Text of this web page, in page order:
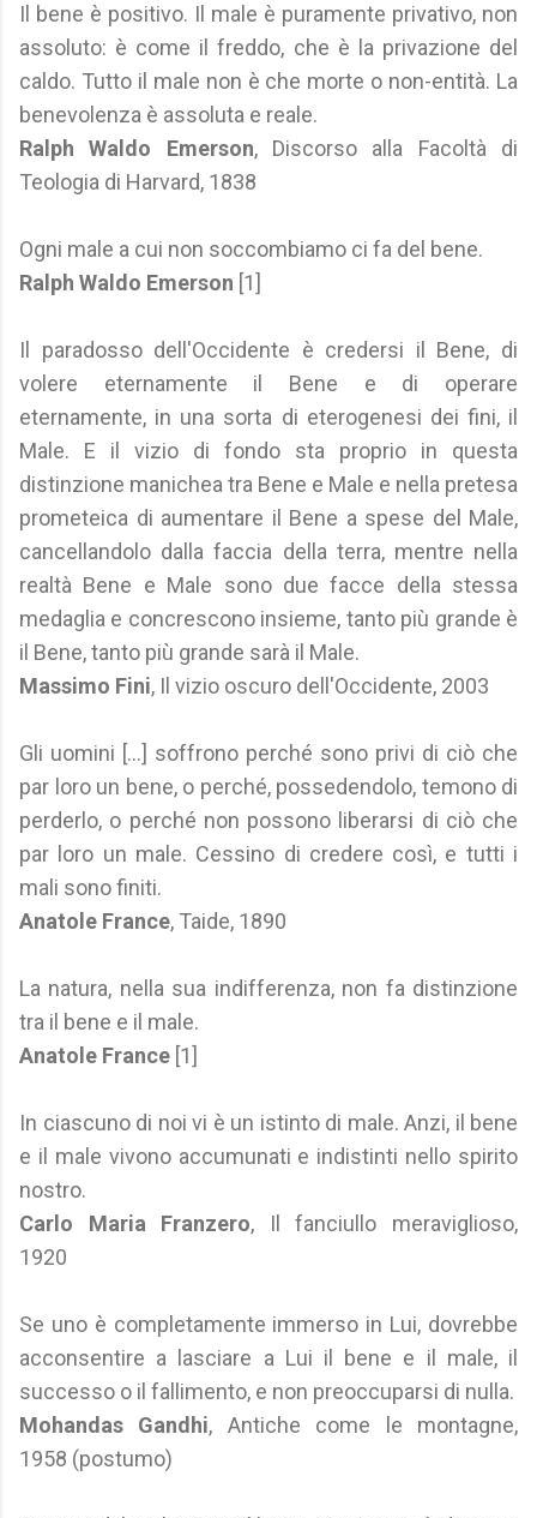
Il bene è positivo. Il male è puramente privativo, non
assoluto: è come il freddo, che è la privazione del
caldo. Tutto il male non è che morte o non-entità. La
benevolenza è assoluta e reale.
Ralph Waldo Emerson, Discorso alla Facoltà di
Teologia di Harvard, 1838
Ogni male a cui non soccombiamo ci fa del bene.
Ralph Waldo Emerson [1]
Il paradosso dell'Occidente è credersi il Bene, di
volere eternamente il Bene e di operare
eternamente, in una sorta di eterogenesi dei fini, il
Male. E il vizio di fondo sta proprio in questa
distinzione manichea tra Bene e Male e nella pretesa
prometeica di aumentare il Bene a spese del Male,
cancellandolo dalla faccia della terra, mentre nella
realtà Bene e Male sono due facce della stessa
medaglia e concrescono insieme, tanto più grande è
il Bene, tanto più grande sarà il Male.
Massimo Fini, Il vizio oscuro dell'Occidente, 2003
Gli uomini [...] soffrono perché sono privi di ciò che
par loro un bene, o perché, possedendolo, temono di
perderlo, o perché non possono liberarsi di ciò che
par loro un male. Cessino di credere così, e tutti i
mali sono finiti.
Anatole France, Taide, 1890
La natura, nella sua indifferenza, non fa distinzione
tra il bene e il male.
Anatole France [1]
In ciascuno di noi vi è un istinto di male. Anzi, il bene
e il male vivono accumunati e indistinti nello spirito
nostro.
Carlo Maria Franzero, Il fanciullo meraviglioso,
1920
Se uno è completamente immerso in Lui, dovrebbe
acconsentire a lasciare a Lui il bene e il male, il
successo o il fallimento, e non preoccuparsi di nulla.
Mohandas Gandhi, Antiche come le montagne,
1958 (postumo)